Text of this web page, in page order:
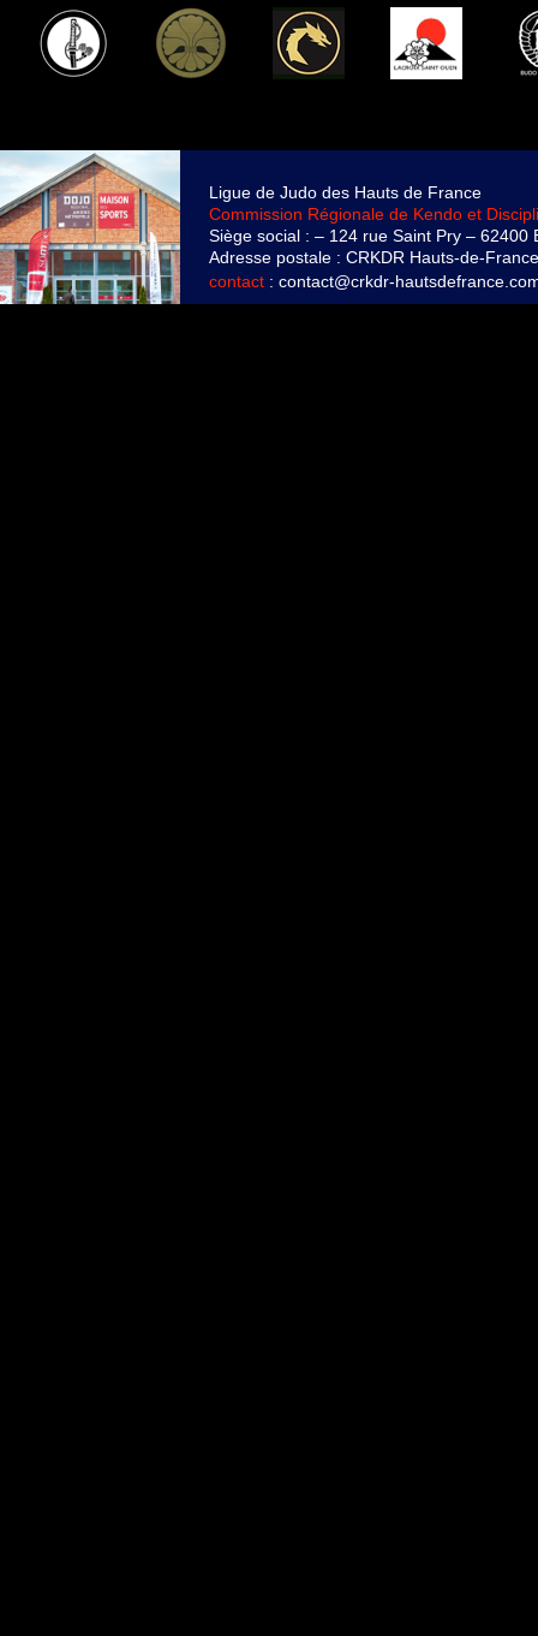
Ligue de Judo des Hauts de France
Commission Régionale de Kendo et
Siège social : – 124 rue Saint Pry – 62400
Adresse postale : CRKDR Hauts-de-
contact : contact@crkdr-